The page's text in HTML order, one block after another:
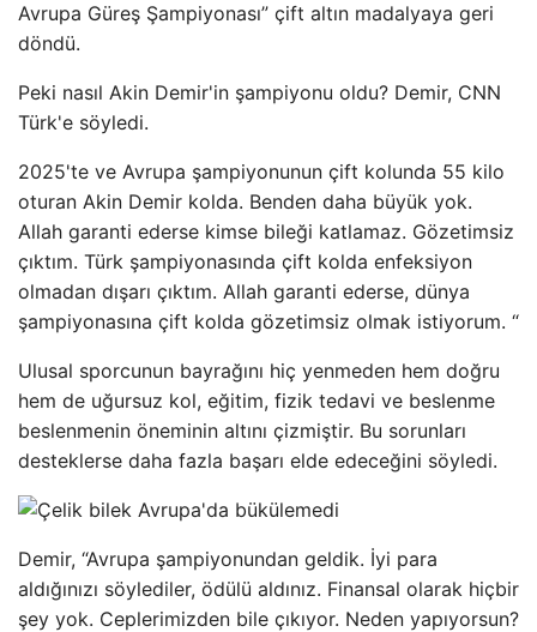
Avrupa Güreş Şampiyonası” çift altın madalyaya geri
döndü.
Peki nasıl Akin Demir'in şampiyonu oldu? Demir, CNN
Türk'e söyledi.
2025'te ve Avrupa şampiyonunun çift kolunda 55 kilo
oturan Akin Demir kolda. Benden daha büyük yok.
Allah garanti ederse kimse bileği katlamaz. Gözetimsiz
çıktım. Türk şampiyonasında çift kolda enfeksiyon
olmadan dışarı çıktım. Allah garanti ederse, dünya
şampiyonasına çift kolda gözetimsiz olmak istiyorum. “
Ulusal sporcunun bayrağını hiç yenmeden hem doğru
hem de uğursuz kol, eğitim, fizik tedavi ve beslenme
beslenmenin öneminin altını çizmiştir. Bu sorunları
desteklerse daha fazla başarı elde edeceğini söyledi.
Demir, “Avrupa şampiyonundan geldik. İyi para
aldığınızı söylediler, ödülü aldınız. Finansal olarak hiçbir
şey yok. Ceplerimizden bile çıkıyor. Neden yapıyorsun?